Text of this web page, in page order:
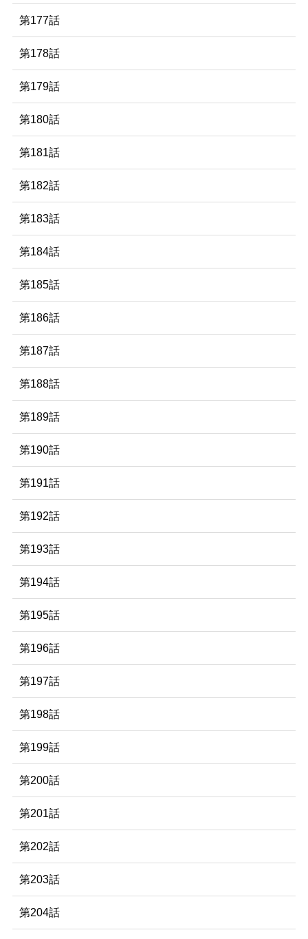
第177話
第178話
第179話
第180話
第181話
第182話
第183話
第184話
第185話
第186話
第187話
第188話
第189話
第190話
第191話
第192話
第193話
第194話
第195話
第196話
第197話
第198話
第199話
第200話
第201話
第202話
第203話
第204話